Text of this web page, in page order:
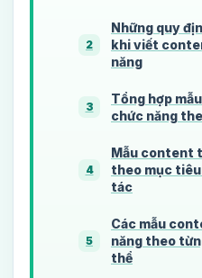
2
Những quy
khi viết
năng
3
Tổng hợp
chức năng
4
Mẫu content
theo mục
tác
5
Các mẫu
năng theo
thể